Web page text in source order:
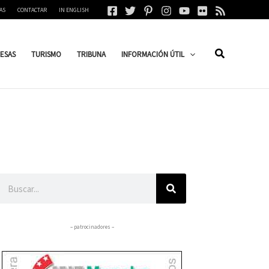
CONTACTAR IN ENGLISH
TURISMO TRIBUNA INFORMACIÓN ÚTIL
– patrocinadores –